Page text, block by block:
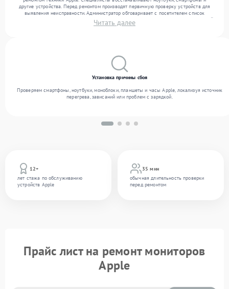
другие устройства. Перед ремонтом производят первичную проверку устройств для
выявления неисправности. Администратор обговаривает с посетителем список
нужных услуг и цену. Только потом техники осуществляют восстановление с заменой
запчастей по необходимости. По окончании работ их качество подтверждается
Читать далее
12+
лет стажа по обслуживанию
устройств Apple
35 мин
обычная длительность проверки
перед ремонтом
Установка причины сбоя
Проверяем смартфоны, ноутбуки, моноблоки, планшеты и часы Apple, локализуя источник
перегрева, зависаний или проблем с зарядкой.
Прайс лист на ремонт мониторов
Apple